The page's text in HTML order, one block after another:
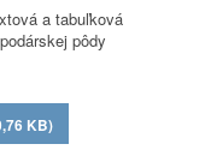
a tabuľková
pôdy
KB)